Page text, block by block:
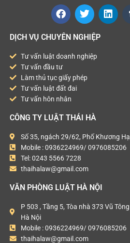
DỊCH VỤ CHUYÊN NGHIỆP
Tư vấn luật doanh nghiệp
Tư vấn đầu tư
Làm thủ tục giấy phép
Tư vấn luật đất đai
Tư vấn hôn nhân
CÔNG TY LUẬT THÁI HÀ
Số 35, ngách 29/62, Phố Khương
Mobile : 0936224969/ 0976085206
Tel: 0243 5566 7228
thaihalaw@gmail.com
VĂN PHÒNG LUẬT HÀ NỘI
P 503 , Tầng 5, Tòa nhà 373 Vũ
Hà Nội
Mobile : 0936224969/ 0976085206
thaihalaw@gmail.com